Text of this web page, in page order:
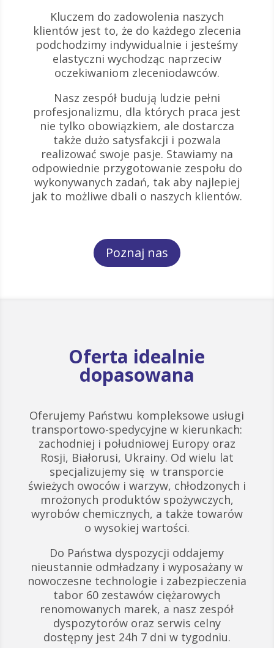
Kluczem do zadowolenia naszych
klientów jest to, że do każdego zlecenia
podchodzimy indywidualnie i jesteśmy
elastyczni wychodząc naprzeciw
oczekiwaniom zleceniodawców.
Nasz zespół budują ludzie pełni
profesjonalizmu, dla których praca jest
nie tylko obowiązkiem, ale dostarcza
także dużo satysfakcji i pozwala
realizować swoje pasje. Stawiamy na
odpowiednie przygotowanie zespołu do
wykonywanych zadań, tak aby najlepiej
jak to możliwe dbali o naszych klientów.
Poznaj nas
Oferta idealnie
dopasowana
Oferujemy Państwu kompleksowe usługi
transportowo-spedycyjne w kierunkach:
zachodniej i południowej Europy oraz
Rosji, Białorusi, Ukrainy. Od wielu lat
specjalizujemy się w transporcie
świeżych owoców i warzyw, chłodzonych i
mrożonych produktów spożywczych,
wyrobów chemicznych, a także towarów
o wysokiej wartości.
Do Państwa dyspozycji oddajemy
nieustannie odmładzany i wyposażany w
nowoczesne technologie i zabezpieczenia
tabor 60 zestawów ciężarowych
renomowanych marek, a nasz zespół
dyspozytorów oraz serwis celny
dostępny jest 24h 7 dni w tygodniu.